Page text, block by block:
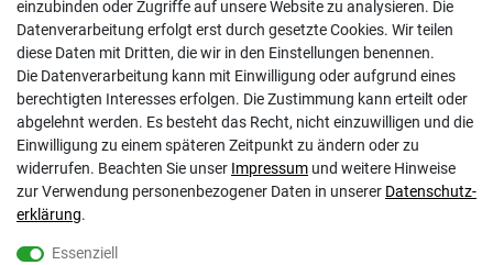
Kontakt
Datenschutzerklärung
AGB
Impressum
Barrierefreiheitserklärung
Altbatterie-Ensorgung
einzubinden oder Zugriffe auf unsere Website zu analysieren. Die
Datenverarbeitung erfolgt erst durch gesetzte Cookies. Wir teilen
diese Daten mit Dritten, die wir in den Einstellungen benennen.
Die Datenverarbeitung kann mit Einwilligung oder aufgrund eines
berechtigten Interesses erfolgen. Die Zustimmung kann erteilt oder
abgelehnt werden. Es besteht das Recht, nicht einzuwilligen und die
Einwilligung zu einem späteren Zeitpunkt zu ändern oder zu
widerrufen. Beachten Sie unser Impressum und weitere Hinweise
zur Verwendung personenbezogener Daten in unserer Daten­schutz­
erklärung.
Essenziell